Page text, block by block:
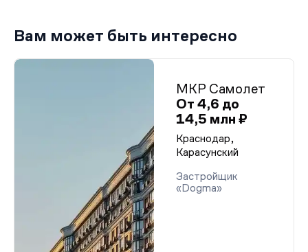
Вам может быть интересно
МКР Самолет
От 4,6 до
14,5 млн ₽
Краснодар,
Карасунский
Застройщик
«Dogma»